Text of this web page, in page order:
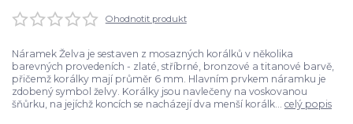
Ohodnotit produkt
Náramek Želva je sestaven z mosazných korálků v několika
barevných provedeních - zlaté, stříbrné, bronzové a titanové barvě,
přičemž korálky mají průměr 6 mm. Hlavním prvkem náramku je
zdobený symbol želvy. Korálky jsou navlečeny na voskovanou
šňůrku, na jejíchž koncích se nacházejí dva menší korálk... celý popis